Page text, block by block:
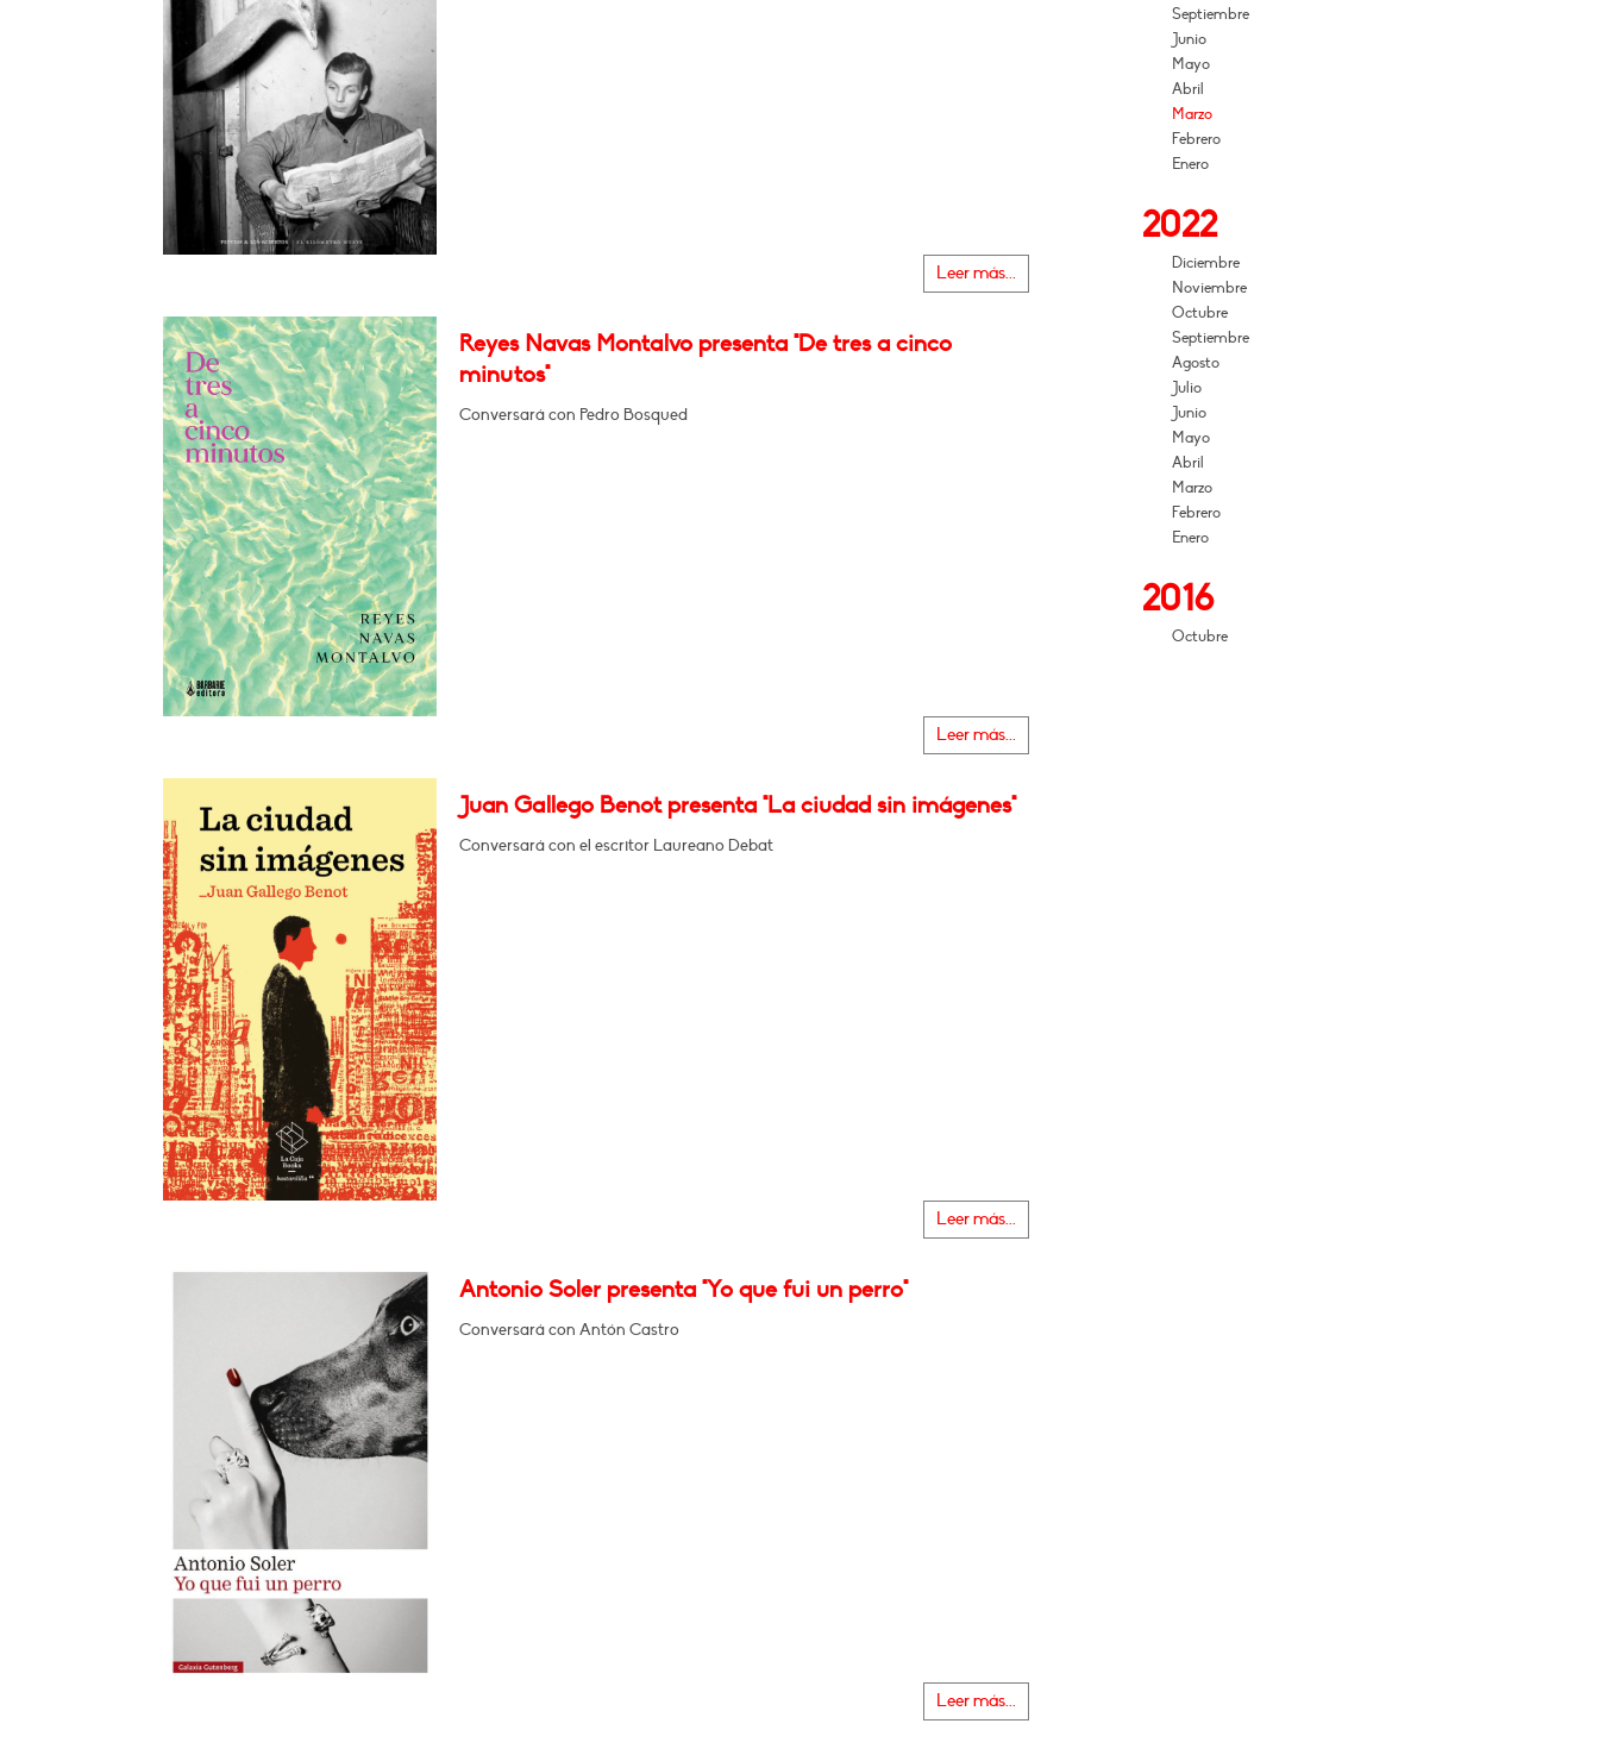
Leer más...
Reyes Navas Montalvo presenta "De tres a cinco
minutos"
Conversará con Pedro Bosqued
Leer más...
Juan Gallego Benot presenta "La ciudad sin imágenes"
Conversará con el escritor Laureano Debat
Leer más...
Antonio Soler presenta "Yo que fui un perro"
Conversará con Antón Castro
Leer más...
Septiembre
Junio
Mayo
Abril
Marzo
Febrero
Enero
2022
Diciembre
Noviembre
Octubre
Septiembre
Agosto
Julio
Junio
Mayo
Abril
Marzo
Febrero
Enero
2016
Octubre